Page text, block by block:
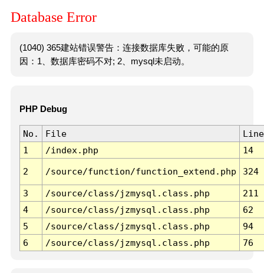
Database Error
(1040) 365建站错误警告：连接数据库失败，可能的原
因：1、数据库密码不对; 2、mysql未启动。
PHP Debug
No. File
Line
1
/index.php 14
2 /source/function/function_extend.php 324
3 /source/class/jzmysql.class.php
211
4
/source/class/jzmysql.class.php
62
5
/source/class/jzmysql.class.php
94
6
/source/class/jzmysql.class.php 76